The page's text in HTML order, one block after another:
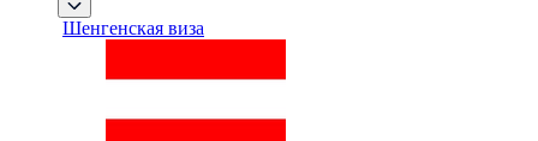
Шенгенская виза